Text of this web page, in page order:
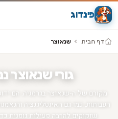
פינדוג
דף הבית שנאוצר
גורי שנאוצר
מקורם של ה-שנאוצר בגרמניה. הם
העבותות, כמו גם האינטליגנציה
שזקוקים להרבה פעילות גופנית